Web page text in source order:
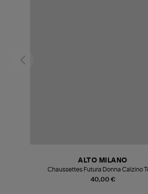
40,00 €
ALTO MILANO
Chaussettes Futura Donna Calzino